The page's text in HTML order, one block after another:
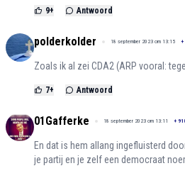
9+ Antwoord
polderkolder 18 september 2023 om 13:15 +
Zoals ik al zei CDA2 (ARP vooral:
7+ Antwoord
01Gafferke 18 september 2023 om 13:11 +
En dat is hem allang ingefluisterd
je partij en je zelf een democraat